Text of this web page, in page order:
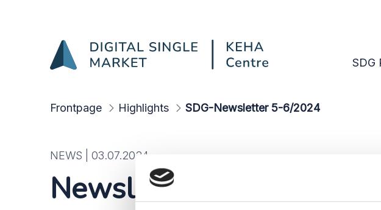
SDG
Frontpage Highlights SDG-Newsletter 5-6/2024
NEWS | 03.07.2024
Newsletter from May to